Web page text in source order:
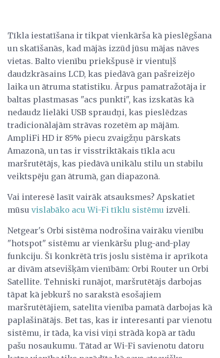
Tīkla iestatīšana ir tikpat vienkārša kā pieslēgšana
un skatīšanās, kad mājās izzūd jūsu mājas nāves
vietas. Balto vienību priekšpusē ir vientuļš
daudzkrāsains LCD, kas piedāvā gan pašreizējo
laika un ātruma statistiku. Ārpus pamatražotāja ir
baltas plastmasas "acs punkti", kas izskatās kā
nedaudz lielāki USB spraudņi, kas pieslēdzas
tradicionālajām strāvas rozetēm ap mājām.
AmpliFi HD ir 85% piecu zvaigžņu pārskats
Amazonā, un tas ir visstriktākais tīkla acu
maršrutētājs, kas piedāvā unikālu stilu un stabilu
veiktspēju gan ātrumā, gan diapazonā.
Vai interesē lasīt vairāk atsauksmes? Apskatiet
mūsu vislabāko acu Wi-Fi tīklu sistēmu izvēli.
Netgear's Orbi sistēma nodrošina vairāku vienību
"hotspot" sistēmu ar vienkāršu plug-and-play
funkciju. Šī konkrētā trīs joslu sistēma ir aprīkota
ar divām atsevišķām vienībām: Orbi Router un Orbi
Satellite. Tehniski runājot, maršrutētājs darbojas
tāpat kā jebkurš no sarakstā esošajiem
maršrutētājiem, satelīta vienība pamatā darbojas kā
paplašinātājs. Bet tas, kas ir interesanti par vienotu
sistēmu, ir tāda, ka visi viņi strādā kopā ar tādu
pašu nosaukumu. Tātad ar Wi-Fi savienotu datoru